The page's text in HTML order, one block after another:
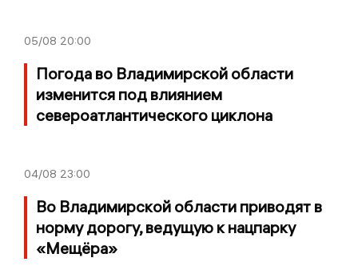
05/08 20:00
Погода во Владимирской области
изменится под влиянием
североатлантического циклона
04/08 23:00
Во Владимирской области приводят в
норму дорогу, ведущую к нацпарку
«Мещёра»